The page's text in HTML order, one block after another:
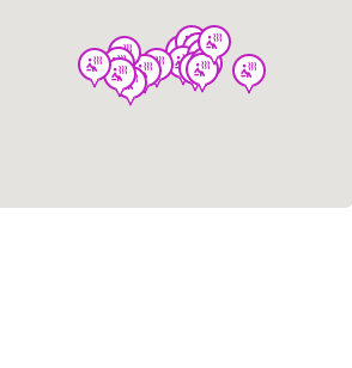
wellness
wellness
wellness
wellness
wellness
wellness
wellnesswellness
wellnesswellness
wellnesswellness
wellnesswellness
wellness
wellness
wellness
wellness wellness
wellness
wellness
wellness
wellness
wellness